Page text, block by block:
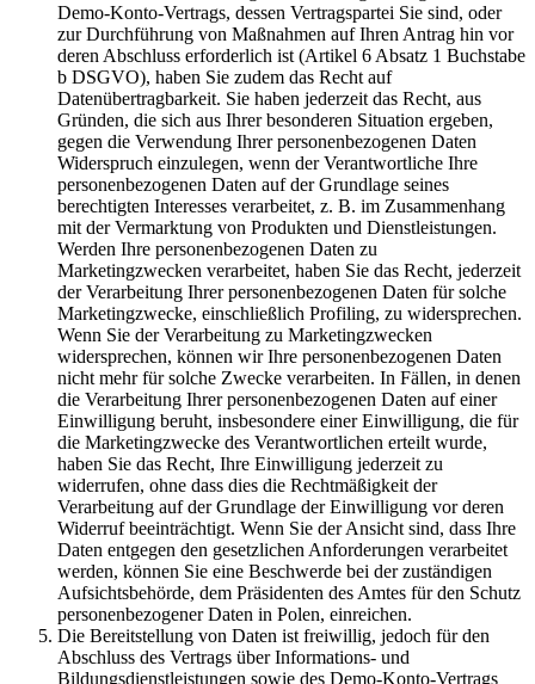
Demo-Konto-Vertrags, dessen Vertragspartei Sie sind, oder
zur Durchführung von Maßnahmen auf Ihren Antrag hin vor
deren Abschluss erforderlich ist (Artikel 6 Absatz 1 Buchstabe
b DSGVO), haben Sie zudem das Recht auf
Datenübertragbarkeit. Sie haben jederzeit das Recht, aus
Gründen, die sich aus Ihrer besonderen Situation ergeben,
gegen die Verwendung Ihrer personenbezogenen Daten
Widerspruch einzulegen, wenn der Verantwortliche Ihre
personenbezogenen Daten auf der Grundlage seines
berechtigten Interesses verarbeitet, z. B. im Zusammenhang
mit der Vermarktung von Produkten und Dienstleistungen.
Werden Ihre personenbezogenen Daten zu
Marketingzwecken verarbeitet, haben Sie das Recht, jederzeit
der Verarbeitung Ihrer personenbezogenen Daten für solche
Marketingzwecke, einschließlich Profiling, zu widersprechen.
Wenn Sie der Verarbeitung zu Marketingzwecken
widersprechen, können wir Ihre personenbezogenen Daten
nicht mehr für solche Zwecke verarbeiten. In Fällen, in denen
die Verarbeitung Ihrer personenbezogenen Daten auf einer
Einwilligung beruht, insbesondere einer Einwilligung, die für
die Marketingzwecke des Verantwortlichen erteilt wurde,
haben Sie das Recht, Ihre Einwilligung jederzeit zu
widerrufen, ohne dass dies die Rechtmäßigkeit der
Verarbeitung auf der Grundlage der Einwilligung vor deren
Widerruf beeinträchtigt. Wenn Sie der Ansicht sind, dass Ihre
Daten entgegen den gesetzlichen Anforderungen verarbeitet
werden, können Sie eine Beschwerde bei der zuständigen
Aufsichtsbehörde, dem Präsidenten des Amtes für den Schutz
personenbezogener Daten in Polen, einreichen.
Die Bereitstellung von Daten ist freiwillig, jedoch für den
Abschluss des Vertrags über Informations- und
Bildungsdienstleistungen sowie des Demo-Konto-Vertrags